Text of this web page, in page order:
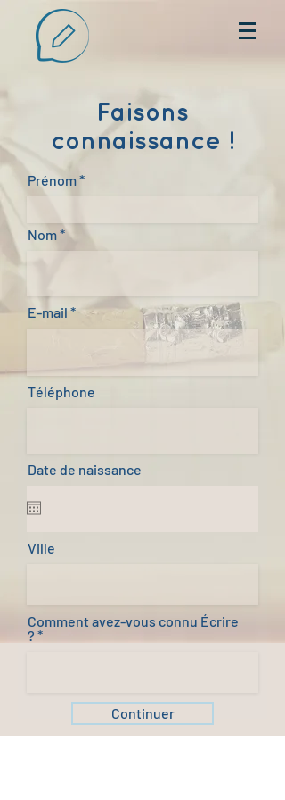
Faisons
connaissance !
Prénom
Nom
E-mail
Téléphone
Date de naissance
Ville
Comment avez-vous connu Écrire
?
Continuer